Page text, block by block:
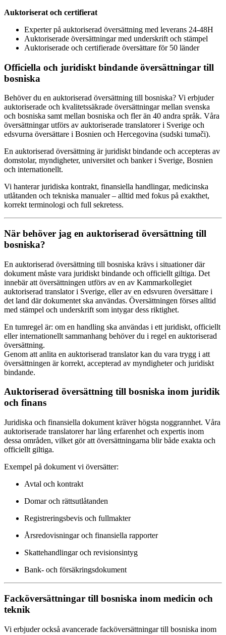
Auktoriserat och certifierat
Experter på auktoriserad översättning med leverans 24-48H
Auktoriserade översättningar med underskrift och stämpel
Auktoriserade och certifierade översättare för 50 länder
Officiella och juridiskt bindande översättningar till
bosniska
Behöver du en auktoriserad översättning till bosniska? Vi erbjuder
auktoriserade och kvalitetssäkrade översättningar mellan svenska
och bosniska samt mellan bosniska och fler än 40 andra språk. Våra
översättningar utförs av auktoriserade translatorer i Sverige och
edsvurna översättare i Bosnien och Hercegovina (sudski tumači).
En auktoriserad översättning är juridiskt bindande och accepteras av
domstolar, myndigheter, universitet och banker i Sverige, Bosnien
och internationellt.
Vi hanterar juridiska kontrakt, finansiella handlingar, medicinska
utlåtanden och tekniska manualer – alltid med fokus på exakthet,
korrekt terminologi och full sekretess.
När behöver jag en auktoriserad översättning till
bosniska?
En auktoriserad översättning till bosniska krävs i situationer där
dokument måste vara juridiskt bindande och officiellt giltiga. Det
innebär att översättningen utförs av en av Kammarkollegiet
auktoriserad translator i Sverige, eller av en edsvuren översättare i
det land där dokumentet ska användas. Översättningen förses alltid
med stämpel och underskrift som intygar dess riktighet.
En tumregel är: om en handling ska användas i ett juridiskt, officiellt
eller internationellt sammanhang behöver du i regel en auktoriserad
översättning.
Genom att anlita en auktoriserad translator kan du vara trygg i att
översättningen är korrekt, accepterad av myndigheter och juridiskt
bindande.
Auktoriserad översättning till bosniska inom juridik
och finans
Juridiska och finansiella dokument kräver högsta noggrannhet. Våra
auktoriserade translatorer har lång erfarenhet och expertis inom
dessa områden, vilket gör att översättningarna blir både exakta och
officiellt giltiga.
Exempel på dokument vi översätter:
Avtal och kontrakt
Domar och rättsutlåtanden
Registreringsbevis och fullmakter
Årsredovisningar och finansiella rapporter
Skattehandlingar och revisionsintyg
Bank- och försäkringsdokument
Facköversättningar till bosniska inom medicin och
teknik
Vi erbjuder också avancerade facköversättningar till bosniska inom